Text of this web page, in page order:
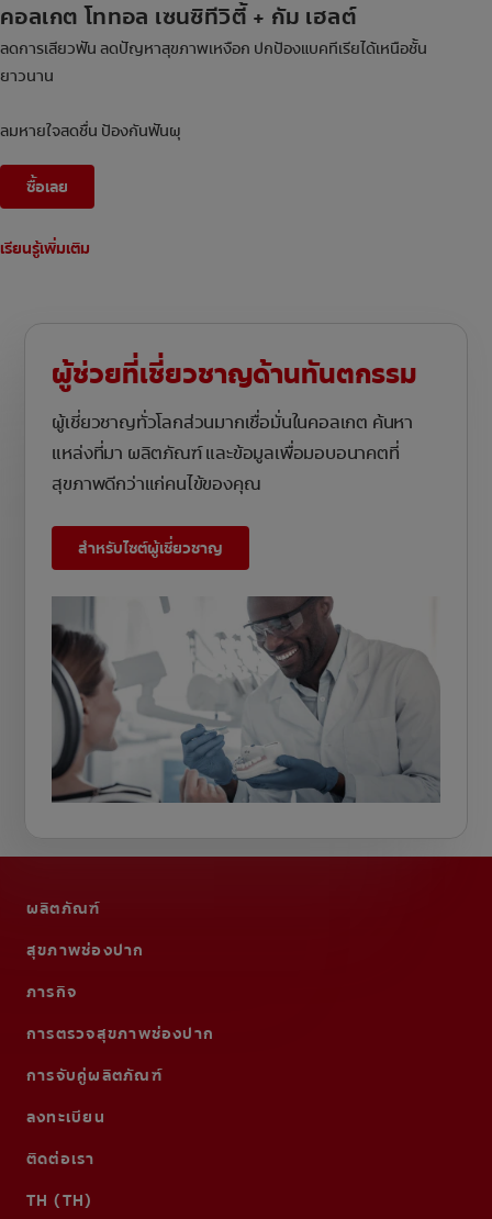
คอลเกต โททอล เซนซิทีวิตี้ + กัม เฮลต์
ลดการเสียวฟัน ลดปัญหาสุขภาพเหงือก ปกป้องแบคทีเรียได้เหนือชั้น
ยาวนาน
ลมหายใจสดชื่น ป้องกันฟันผุ
ซื้อเลย
เรียนรู้เพิ่มเติม
ผู้ช่วยที่เชี่ยวชาญด้านทันตกรรม
ผู้เชี่ยวชาญทั่วโลกส่วนมากเชื่อมั่นในคอลเกต ค้นหา
แหล่งที่มา ผลิตภัณฑ์ และข้อมูลเพื่อมอบอนาคตที่
สุขภาพดีกว่าแก่คนไข้ของคุณ
สำหรับไซต์ผู้เชี่ยวชาญ
ผลิตภัณฑ์
สุขภาพช่องปาก
ภารกิจ
การตรวจสุขภาพช่องปาก
การจับคู่ผลิตภัณฑ์
ลงทะเบียน
ติดต่อเรา
TH (TH)